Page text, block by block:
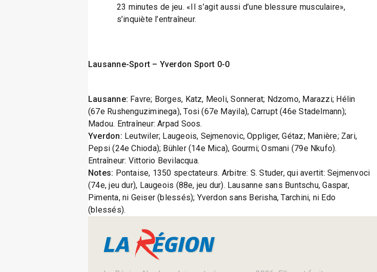
23 minutes de jeu. «Il s’agit aussi d’une blessure musculaire»,
s’inquiète l’entraîneur.
Lausanne-Sport – Yverdon Sport 0-0
Lausanne: Favre; Borges, Katz, Meoli, Sonnerat; Ndzomo, Marazzi; Hélin
(67e Rushenguziminega), Tosi (67e Mayila), Carrupt (46e Stadelmann);
Madou. Entraîneur: Arpad Soos.
Yverdon: Leutwiler; Laugeois, Sejmenovic, Oppliger, Gétaz; Manière; Zari,
Pepsi (24e Chioda); Bühler (14e Mica), Gourmi; Osmani (79e Nkufo).
Entraîneur: Vittorio Bevilacqua.
Notes: Pontaise, 1350 spectateurs. Arbitre: S. Studer, qui avertit: Sejmenvoci
(74e, jeu dur), Laugeois (88e, jeu dur). Lausanne sans Buntschu, Gaspar,
Pimenta, ni Geiser (blessés); Yverdon sans Berisha, Tarchini, ni Edo
(blessés).